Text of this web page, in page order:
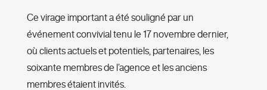
Ce virage important a été souligné par un
événement convivial tenu le 17 novembre dernier,
où clients actuels et potentiels, partenaires, les
soixante membres de l’agence et les anciens
membres étaient invités.